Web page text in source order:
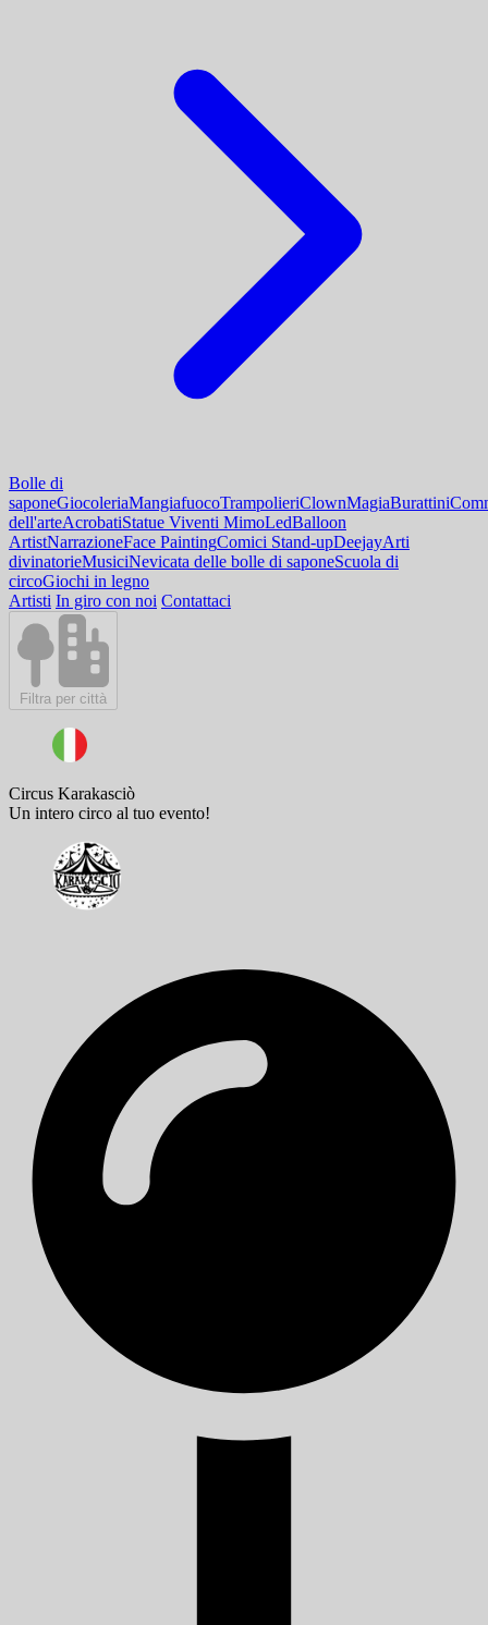
Bolle di
saponeGiocoleriaMangiafuocoTrampolieriClownMagiaBurattini
dell'arteAcrobatiStatue Viventi MimoLedBalloon
ArtistNarrazioneFace PaintingComici Stand-upDeejayArti
divinatorieMusiciNevicata delle bolle di saponeScuola di
circoGiochi in legno
Artisti In giro con noi Contattaci
Filtra per città
Circus Karakasciò
Un intero circo al tuo evento!